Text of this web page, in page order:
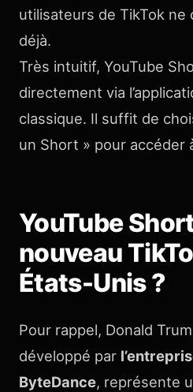
utilisateurs de TikTok ne
déjà.
Très intuitif, YouTube
directement via
classique. Il suffit de
un Short » pour accéder
YouTube
nouveau
États-Unis ?
Pour rappel, Donald
développé par
ByteDance, représente